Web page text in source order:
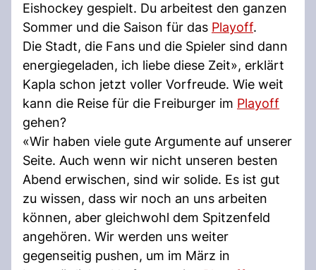
Eishockey gespielt. Du arbeitest den ganzen
Sommer und die Saison für das Playoff.
Die Stadt, die Fans und die Spieler sind dann
energiegeladen, ich liebe diese Zeit», erklärt
Kapla schon jetzt voller Vorfreude. Wie weit
kann die Reise für die Freiburger im Playoff
gehen?
«Wir haben viele gute Argumente auf unserer
Seite. Auch wenn wir nicht unseren besten
Abend erwischen, sind wir solide. Es ist gut
zu wissen, dass wir noch an uns arbeiten
können, aber gleichwohl dem Spitzenfeld
angehören. Wir werden uns weiter
gegenseitig pushen, um im März in